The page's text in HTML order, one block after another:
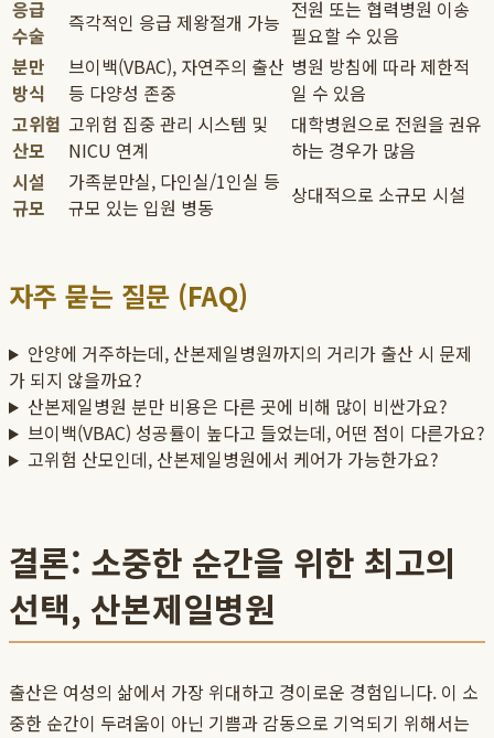
응급
수술
즉각적인 응급 제왕절개 가능 전원 또는 협력병원 이송
필요할 수 있음
분만
방식
브이백(VBAC), 자연주의 출산
등 다양성 존중
병원 방침에 따라 제한적
일 수 있음
고위험
산모
고위험 집중 관리 시스템 및
NICU 연계
대학병원으로 전원을 권유
하는 경우가 많음
시설
규모
가족분만실, 다인실/1인실 등
규모 있는 입원 병동
상대적으로 소규모 시설
자주 묻는 질문 (FAQ)
안양에 거주하는데, 산본제일병원까지의 거리가 출산 시 문제
가 되지 않을까요?
산본제일병원 분만 비용은 다른 곳에 비해 많이 비싼가요?
브이백(VBAC) 성공률이 높다고 들었는데, 어떤 점이 다른가요?
고위험 산모인데, 산본제일병원에서 케어가 가능한가요?
결론: 소중한 순간을 위한 최고의
선택, 산본제일병원
출산은 여성의 삶에서 가장 위대하고 경이로운 경험입니다. 이 소
중한 순간이 두려움이 아닌 기쁨과 감동으로 기억되기 위해서는